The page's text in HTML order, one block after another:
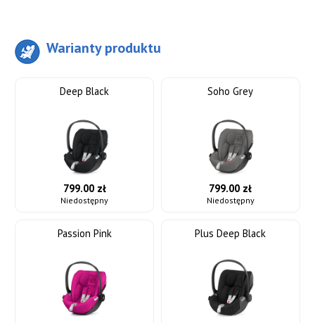
Warianty produktu
Deep Black
799.00 zł
Niedostępny
Soho Grey
799.00 zł
Niedostępny
Passion Pink Plus Deep Black